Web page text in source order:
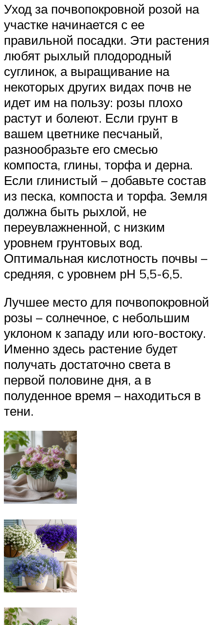
Уход за почвопокровной розой на
участке начинается с ее
правильной посадки. Эти растения
любят рыхлый плодородный
суглинок, а выращивание на
некоторых других видах почв не
идет им на пользу: розы плохо
растут и болеют. Если грунт в
вашем цветнике песчаный,
разнообразьте его смесью
компоста, глины, торфа и дерна.
Если глинистый – добавьте состав
из песка, компоста и торфа. Земля
должна быть рыхлой, не
переувлажненной, с низким
уровнем грунтовых вод.
Оптимальная кислотность почвы –
средняя, с уровнем рН 5,5-6,5.
Лучшее место для почвопокровной
розы – солнечное, с небольшим
уклоном к западу или юго-востоку.
Именно здесь растение будет
получать достаточно света в
первой половине дня, а в
полуденное время – находиться в
тени.